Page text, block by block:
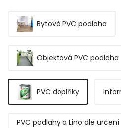
Bytová PVC podlaha
Objektová PVC podlaha
PVC doplňky
PVC podlahy a Lino dle určení